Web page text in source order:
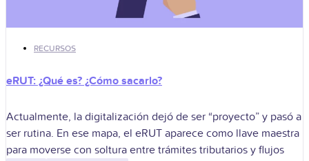
RECURSOS
eRUT: ¿Qué es? ¿Cómo sacarlo?
Actualmente, la digitalización dejó de ser “proyecto” y pasó a
ser rutina. En ese mapa, el eRUT aparece como llave maestra
para moverse con soltura entre trámites tributarios y flujos